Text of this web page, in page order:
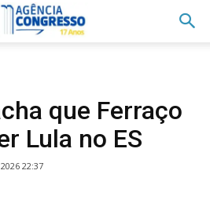
que Ferraço
Lula no ES
22:37